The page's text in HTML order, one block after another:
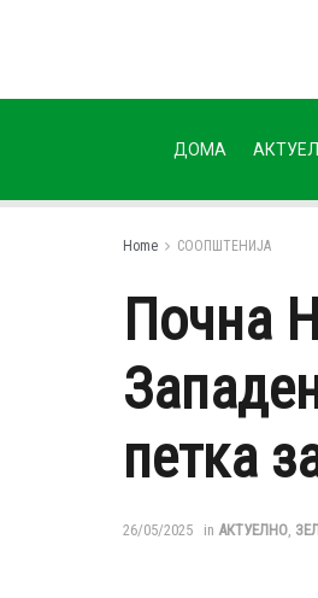
ДОМА
Home СООПШТЕНИЈА
Почна
петка
26/05/2025 in АКТУЕЛНО,